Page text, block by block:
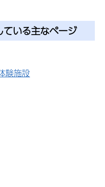
いる主なページ
験施設